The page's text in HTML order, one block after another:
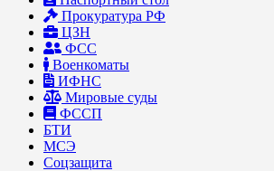
Прокуратура РФ
ЦЗН
ФСС
Военкоматы
ИФНС
Мировые суды
ФССП
БТИ
МСЭ
Соцзащита